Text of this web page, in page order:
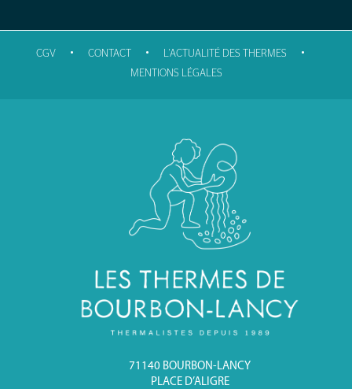
CGV • CONTACT • L'ACTUALITÉ DES THERMES •
MENTIONS LÉGALES
71140 BOURBON-LANCY
PLACE D’ALIGRE